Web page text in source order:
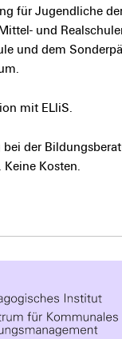
für Jugendliche
und
und dem
mit ELliS.
der
Kosten.